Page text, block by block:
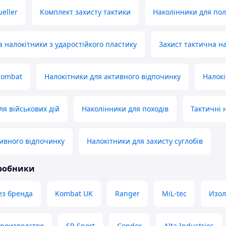
Комплект захисту тактики Наколінники для
налокітники з ударостійкого пластику Захист тактична
Налокітники для активного відпочинку
військових дій Наколінники для походів Тактичні
відпочинку Налокітники для захисту суглобів
бренда Kombat UK Ranger MiL-tec